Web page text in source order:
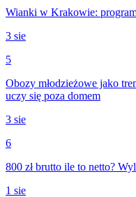
Wianki w Krakowie:
3 sie
5
Obozy młodzieżowe jako
uczy się poza domem
3 sie
6
800 zł brutto ile to netto?
1 sie